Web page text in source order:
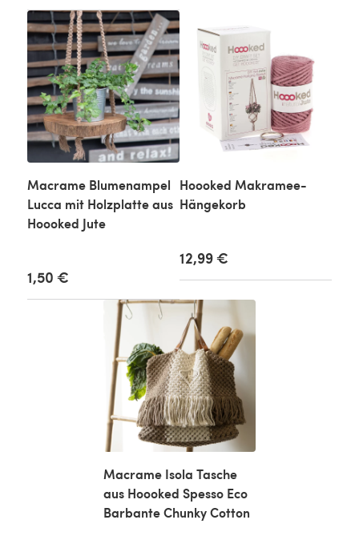
Macrame Blumenampel
Lucca mit Holzplatte aus
Hoooked Jute
1,50 €
Hoooked Makramee-
Hängekorb
12,99 €
Macrame Isola Tasche
aus Hoooked Spesso Eco
Barbante Chunky Cotton